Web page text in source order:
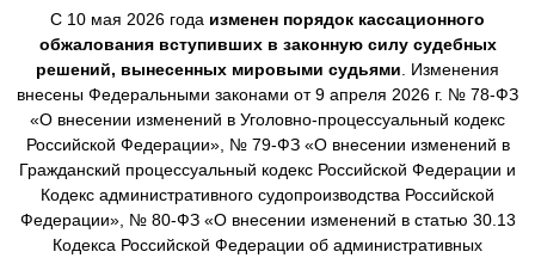
С 10 мая 2026 года изменен порядок кассационного
обжалования вступивших в законную силу судебных
решений, вынесенных мировыми судьями . Изменения
внесены Федеральными законами от 9 апреля 2026 г. № 78-ФЗ
«О внесении изменений в Уголовно-процессуальный кодекс
Российской Федерации», № 79-ФЗ «О внесении изменений в
Гражданский процессуальный кодекс Российской Федерации и
Кодекс административного судопроизводства Российской
Федерации», № 80-ФЗ «О внесении изменений в статью 30.13
Кодекса Российской Федерации об административных